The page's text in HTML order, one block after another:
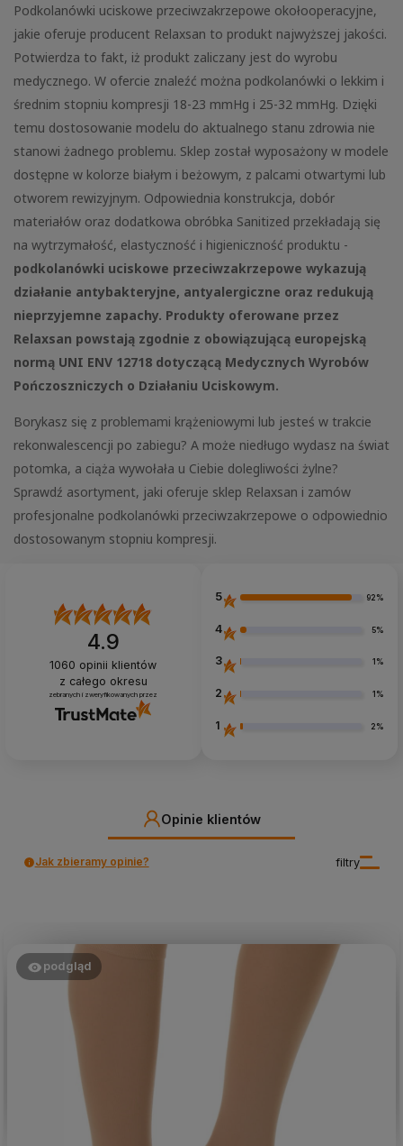
Podkolanówki uciskowe przeciwzakrzepowe okołooperacyjne,
jakie oferuje producent Relaxsan to produkt najwyższej jakości.
Potwierdza to fakt, iż produkt zaliczany jest do wyrobu
medycznego. W ofercie znaleźć można podkolanówki o lekkim i
średnim stopniu kompresji 18-23 mmHg i 25-32 mmHg. Dzięki
temu dostosowanie modelu do aktualnego stanu zdrowia nie
stanowi żadnego problemu. Sklep został wyposażony w modele
dostępne w kolorze białym i beżowym, z palcami otwartymi lub
otworem rewizyjnym. Odpowiednia konstrukcja, dobór
materiałów oraz dodatkowa obróbka Sanitized przekładają się
na wytrzymałość, elastyczność i higieniczność produktu -
podkolanówki uciskowe przeciwzakrzepowe wykazują
działanie antybakteryjne, antyalergiczne oraz redukują
nieprzyjemne zapachy. Produkty oferowane przez
Relaxsan powstają zgodnie z obowiązującą europejską
normą UNI ENV 12718 dotyczącą Medycznych Wyrobów
Pończoszniczych o Działaniu Uciskowym.
Borykasz się z problemami krążeniowymi lub jesteś w trakcie
rekonwalescencji po zabiegu? A może niedługo wydasz na świat
potomka, a ciąża wywołała u Ciebie dolegliwości żylne?
Sprawdź asortyment, jaki oferuje sklep Relaxsan i zamów
profesjonalne podkolanówki przeciwzakrzepowe o odpowiednio
dostosowanym stopniu kompresji.
4.9
1060 opinii klientów
z całego okresu
zebranych i zweryfikowanych przez
5 92%
4 5%
3 1%
2 1%
1 2%
Opinie klientów
filtry
Jak zbieramy opinie?
podgląd